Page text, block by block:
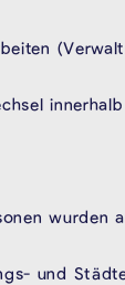
wurden
und